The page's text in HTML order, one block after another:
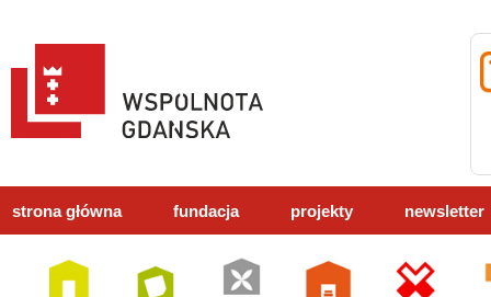
strona główna fundacja projekty newsletter